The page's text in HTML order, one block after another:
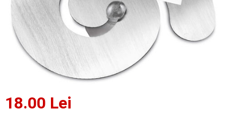
18.00 Lei